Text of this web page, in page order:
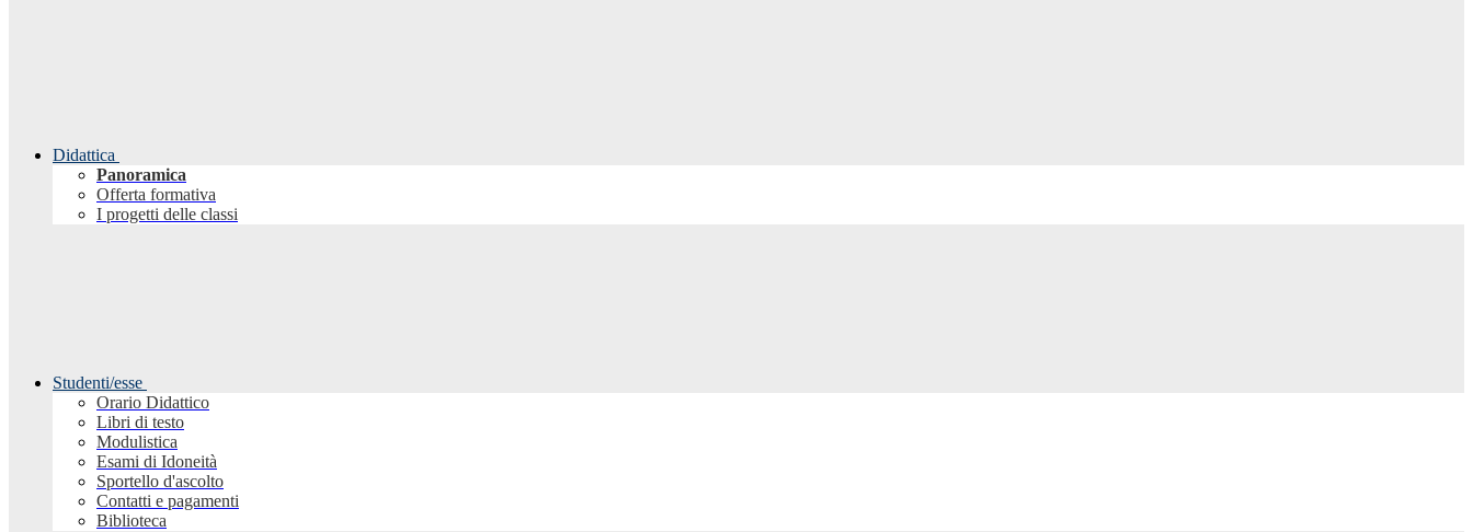
Didattica
Panoramica
Offerta formativa
I progetti delle classi
Studenti/esse
Orario Didattico
Libri di testo
Modulistica
Esami di Idoneità
Sportello d'ascolto
Contatti e pagamenti
Biblioteca